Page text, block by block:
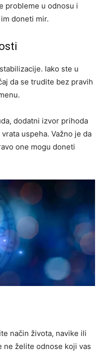
probleme u odnosu i
doneti mir.
Iako ste u
da se trudite bez pravih
dodatni izvor prihoda
uspeha. Važno je da
one mogu doneti
način života, navike ili
ne želite odnose koji vas